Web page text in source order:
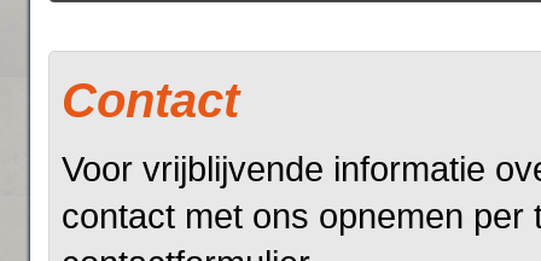
Contact
Voor vrijblijvende informatie
contact met ons opnemen